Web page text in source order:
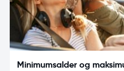
Minimumsalder og